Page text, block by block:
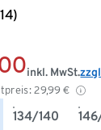
29,99 €
inkl. MwSt.
134/140